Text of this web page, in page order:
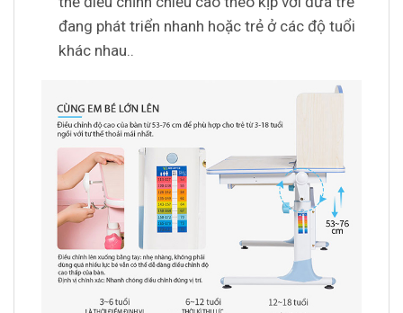
đang phát triển nhanh hoặc trẻ ở các độ tuổi
khác nhau..